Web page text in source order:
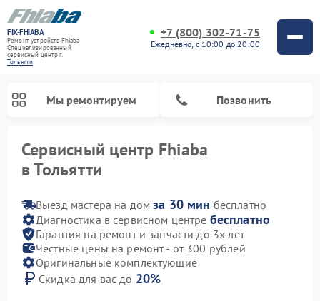
FIX-FHIABA
Ремонт устройств Fhiaba
Специализированный
cервисный центр г.
Тольятти
+7 (800) 302-71-75
Ежедневно, с 10:00 до 20:00
Мы ремонтируем Позвонить
Сервисный центр Fhiaba
в Тольятти
Выезд мастера на домза 30 мин бесплатно
Диагностика в сервисном центре бесплатно
Гарантия на ремонт и запчасти до 3х лет
Честные цены на ремонт - от 300 рублей
Оригинальные комплектующие
Скидка для вас до 20%